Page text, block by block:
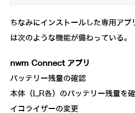
ちなみにインストールした専用ア
は次のような機能が備わっている。
nwm Connect アプリ
バッテリー残量の確認
本体（L,R各）のバッテリー残量を
イコライザーの変更